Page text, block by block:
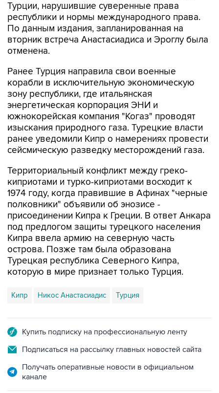
Турции, нарушившие суверенные права
республики и нормы международного права.
По данным издания, запланированная на
вторник встреча Анастасиадиса и Эроглу была
отменена.
Ранее Турция направила свои военные
корабли в исключительную экономическую
зону республики, где итальянская
энергетическая корпорация ЭНИ и
южнокорейская компания "Когаз" проводят
изыскания природного газа. Турецкие власти
ранее уведомили Кипр о намерениях провести
сейсмическую разведку месторождений газа.
Территориальный конфликт между греко-
киприотами и турко-киприотами восходит к
1974 году, когда правившие в Афинах "черные
полковники" объявили об энозисе -
присоединении Кипра к Греции. В ответ Анкара
под предлогом защиты турецкого населения
Кипра ввела армию на северную часть
острова. Позже там была образована
Турецкая республика Северного Кипра,
которую в мире признает только Турция.
Кипр Никос Анастасиадис Турция
Купить подписку на профессиональную ленту
Подписаться на рассылку главных новостей сайта
Получать оперативные новости в официальном
канале